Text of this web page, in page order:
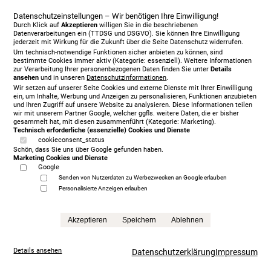
Treca Paris Oreiller, 200 x 200 cm, mit Matratze/n,
grey
statt13.865,00 €
Datenschutzeinstellungen – Wir benötigen Ihre Einwilligung!
Durch Klick aufAkzeptieren willigen Sie in die beschriebenen
Datenverarbeitungen ein (TTDSG und DSGVO). Sie können Ihre Einwilligung
jederzeit mit Wirkung für die Zukunft über die Seite Datenschutz widerrufen.
Um technisch-notwendige Funktionen sicher anbieten zu können, sind
bestimmte Cookies immer aktiv (Kategorie: essenziell). Weitere Informationen
zur Verarbeitung Ihrer personenbezogenen Daten finden Sie unterDetails
ansehen und in unserenDatenschutzinformationen.
Wir setzen auf unserer Seite Cookies und externe Dienste mit Ihrer Einwilligung
ein, um Inhalte, Werbung und Anzeigen zu personalisieren, Funktionen anzubieten
und Ihren Zugriff auf unsere Website zu analysieren. Diese Informationen teilen
wir mit unserem Partner Google, welcher ggfls. weitere Daten, die er bisher
gesammelt hat, mit diesen zusammenführt (Kategorie: Marketing).
Technisch erforderliche (essenzielle) Cookies und Dienste
cookieconsent_status
Schön, dass Sie uns über Google gefunden haben.
Marketing Cookies und Dienste
Google
Senden von Nutzerdaten zu Werbezwecken an Google erlauben
Personalisierte Anzeigen erlauben
Akzeptieren Speichern Ablehnen
Details ansehen DatenschutzerklärungImpressum